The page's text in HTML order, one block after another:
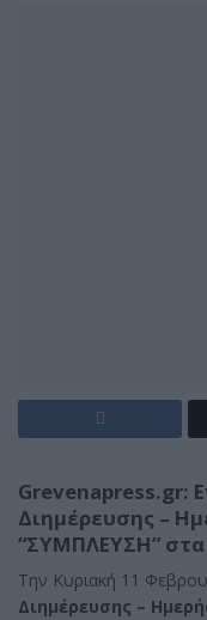
Grevenapress.gr:
Διημέρευσης –
“ΣΥΜΠΛΕΥΣΗ” στα
Την Κυριακή 11
Διημέρευσης –